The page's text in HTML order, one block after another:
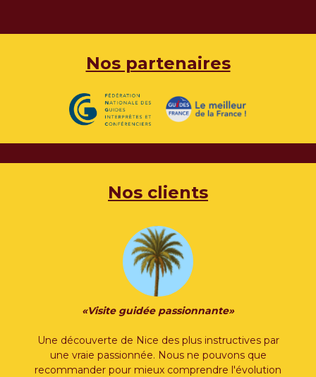
Nos partenaires
Nos clients
«Visite guidée passionnante»
Une découverte de Nice des plus instructives par
une vraie passionnée. Nous ne pouvons que
recommander pour mieux comprendre l'évolution